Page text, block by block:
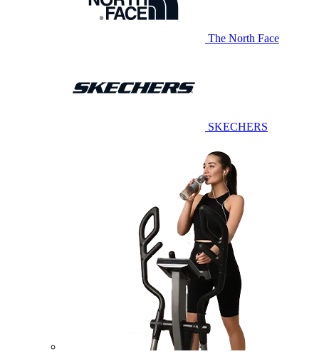
The North Face
SKECHERS